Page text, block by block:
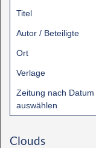
Titel
Autor / Beteiligte
Ort
Verlage
Zeitung nach Datum
auswählen
Clouds